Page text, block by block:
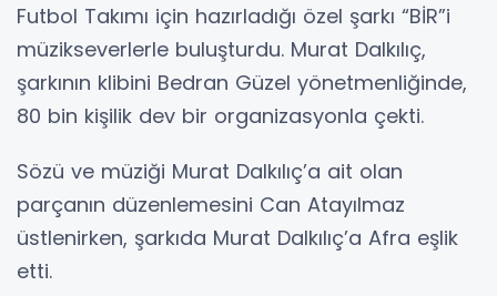
Futbol Takımı için hazırladığı özel şarkı “BİR”i
müzikseverlerle buluşturdu. Murat Dalkılıç,
şarkının klibini Bedran Güzel yönetmenliğinde,
80 bin kişilik dev bir organizasyonla çekti.
Sözü ve müziği Murat Dalkılıç’a ait olan
parçanın düzenlemesini Can Atayılmaz
üstlenirken, şarkıda Murat Dalkılıç’a Afra eşlik
etti.